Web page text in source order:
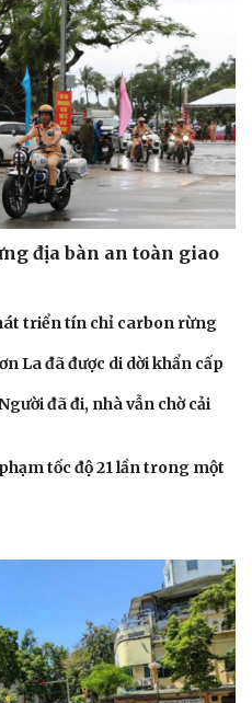
Podcast
Câu chuyện thời sự
Đọc truyện đêm khuya
Cửa sổ tình yêu
Kể chuyện cho bé
Hạt giống tâm hồn
địa bàn an toàn giao
triển tín chỉ carbon rừng
La đã được di dời khẩn cấp
đã đi, nhà vẫn chờ cải
tốc độ 21 lần trong một